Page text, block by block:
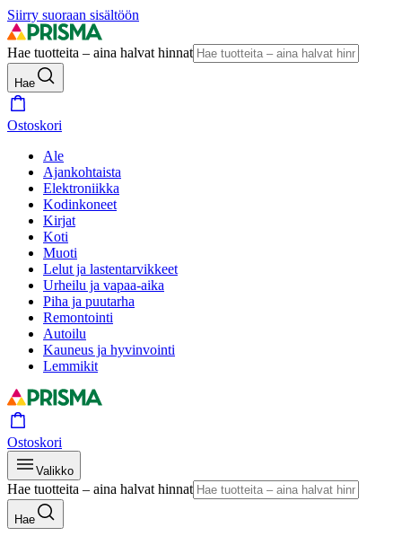
Siirry suoraan sisältöön
Hae tuotteita – aina halvat hinnat
Hae
Ostoskori
Ale
Ajankohtaista
Elektroniikka
Kodinkoneet
Kirjat
Koti
Muoti
Lelut ja lastentarvikkeet
Urheilu ja vapaa-aika
Piha ja puutarha
Remontointi
Autoilu
Kauneus ja hyvinvointi
Lemmikit
Ostoskori
Valikko
Hae tuotteita – aina halvat hinnat
Hae